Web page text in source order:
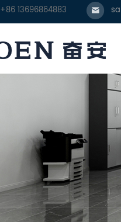
+86 13696864883